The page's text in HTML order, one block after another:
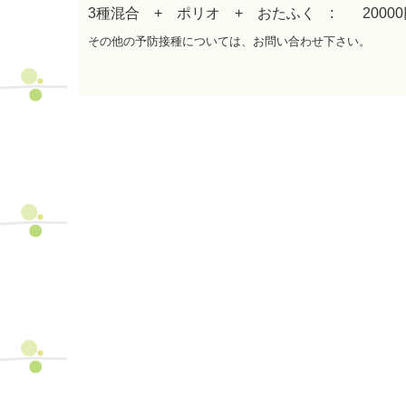
3種混合 + ポリオ + おたふく : 20000
その他の予防接種については、お問い合わせ下さい。